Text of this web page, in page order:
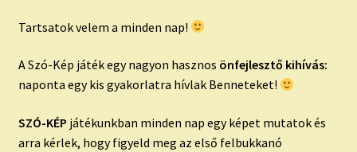
Tartsatok velem a minden nap!
A Szó-Kép játék egy nagyon hasznos önfejlesztő kihívás:
naponta egy kis gyakorlatra hívlak Benneteket!
SZÓ-KÉP játékunkban minden nap egy képet mutatok és
arra kérlek, hogy figyeld meg az első felbukkanó